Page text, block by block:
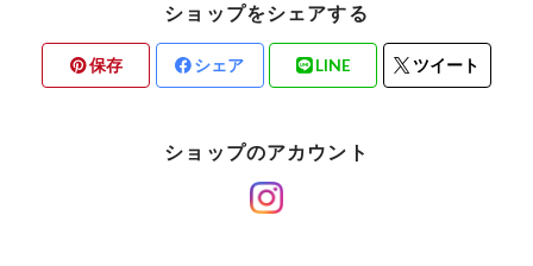
ショップをシェアする
保存 シェア LINE ツイート
ショップのアカウント